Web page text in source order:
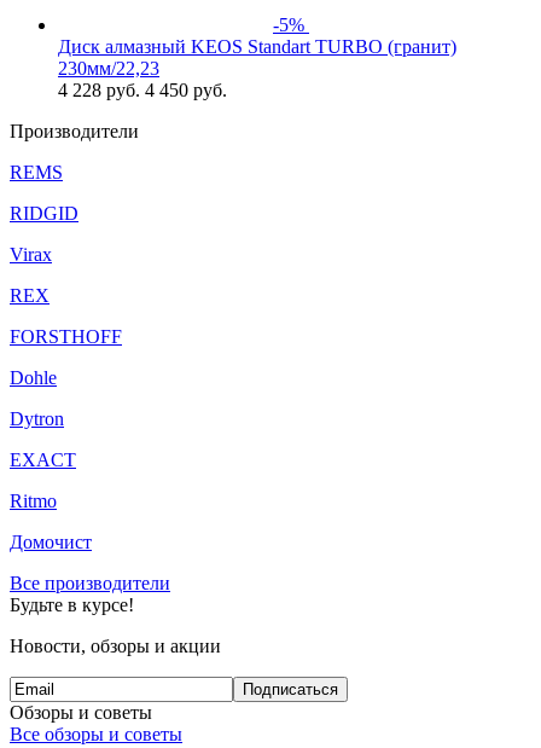
-5%
Диск алмазный KEOS Standart TURBO (гранит)
230мм/22,23
4 228 руб. 4 450 руб.
Производители
REMS
RIDGID
Virax
REX
FORSTHOFF
Dohle
Dytron
EXACT
Ritmo
Домочист
Все производители
Будьте в курсе!
Новости, обзоры и акции
Подписаться
Обзоры и советы
Все обзоры и советы